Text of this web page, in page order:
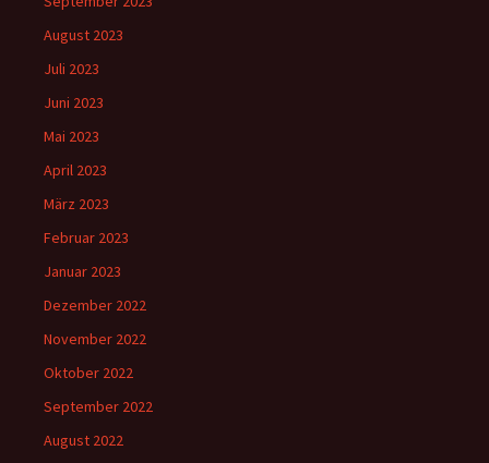
August 2023
Juli 2023
Juni 2023
Mai 2023
April 2023
März 2023
Februar 2023
Januar 2023
Dezember 2022
November 2022
Oktober 2022
September 2022
August 2022